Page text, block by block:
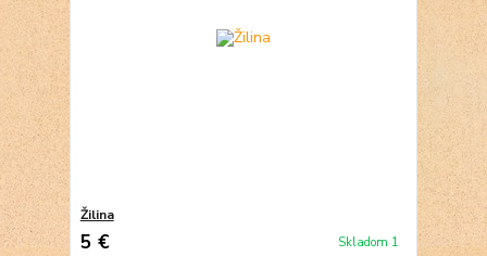
Žilina
5 € Skladom 1